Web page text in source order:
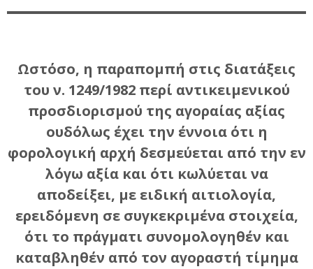
Ωστόσο, η παραπομπή στις διατάξεις
του ν. 1249/1982 περί αντικειμενικού
προσδιορισμού της αγοραίας αξίας
ουδόλως έχει την έννοια ότι η
φορολογική αρχή δεσμεύεται από την εν
λόγω αξία και ότι κωλύεται να
αποδείξει, με ειδική αιτιολογία,
ερειδόμενη σε συγκεκριμένα στοιχεία,
ότι το πράγματι συνομολογηθέν και
καταβληθέν από τον αγοραστή τίμημα